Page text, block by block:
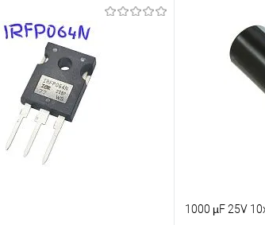
1000 µF 25V